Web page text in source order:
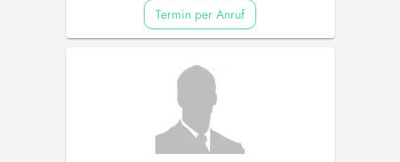
Termin per Anruf